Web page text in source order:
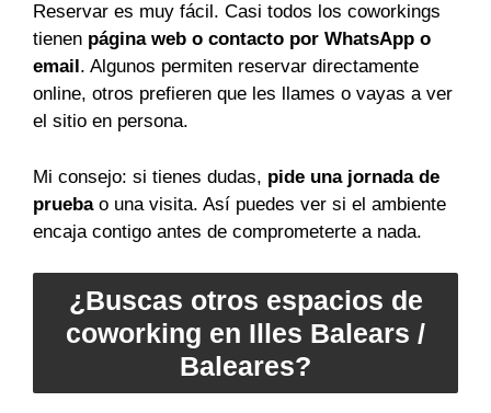
Reservar es muy fácil. Casi todos los coworkings
tienen página web o contacto por WhatsApp o
email . Algunos permiten reservar directamente
online, otros prefieren que les llames o vayas a ver
el sitio en persona.
Mi consejo: si tienes dudas, pide una jornada de
pruebao una visita. Así puedes ver si el ambiente
encaja contigo antes de comprometerte a nada.
¿Buscas otros espacios de
coworking en Illes Balears /
Baleares?